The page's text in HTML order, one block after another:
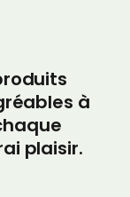
à
plaisir.